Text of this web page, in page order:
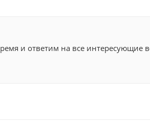
и ответим на все интересующие